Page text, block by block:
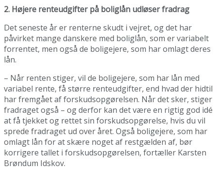
2. Højere renteudgifter på boliglån udløser fradrag
Det seneste år er renterne skudt i vejret, og det har
påvirket mange danskere med boliglån, som er variabelt
forrentet, men også de boligejere, som har omlagt deres
lån.
– Når renten stiger, vil de boligejere, som har lån med
variabel rente, få større renteudgifter, end hvad der hidtil
har fremgået af forskudsopgørelsen. Når det sker, stiger
fradraget også – og derfor kan det være en rigtig god idé
at få tjekket og rettet sin forskudsopgørelse, hvis du vil
sprede fradraget ud over året. Også boligejere, som har
omlagt lån for at skære noget af restgælden af, bør
korrigere tallet i forskudsopgørelsen, fortæller Karsten
Brøndum Idskov.